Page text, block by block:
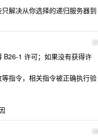
解决从你选择的递归服务器到
27
B26-1 许可；如果没有获得许
指令，相关指令被正确执行验
28